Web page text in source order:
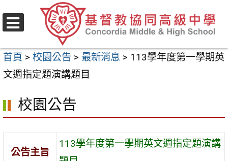
至
要
內
區
首頁 > 校園公告 > 最新消息 > 113學年度第一學期英
文週指定題演講題目
校園公告
公告主旨
113學年度第一學期英文週指定題演講
選
單